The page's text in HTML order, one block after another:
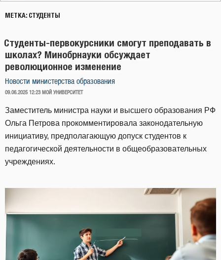
МЕТКА: СТУДЕНТЫ
Студенты-первокурсники смогут преподавать в
школах? Минобрнауки обсуждает
революционное изменение
Новости министерства образования
ОПУБЛИКОВАНО
09.06.2025 12:23 МОЙ УНИВЕРСИТЕТ
Заместитель министра науки и высшего образования РФ
Ольга Петрова прокомментировала законодательную
инициативу, предполагающую допуск студентов к
педагогической деятельности в общеобразовательных
учреждениях.